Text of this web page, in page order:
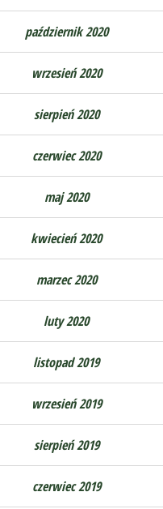
październik 2020
wrzesień 2020
sierpień 2020
czerwiec 2020
maj 2020
kwiecień 2020
marzec 2020
luty 2020
listopad 2019
wrzesień 2019
sierpień 2019
czerwiec 2019